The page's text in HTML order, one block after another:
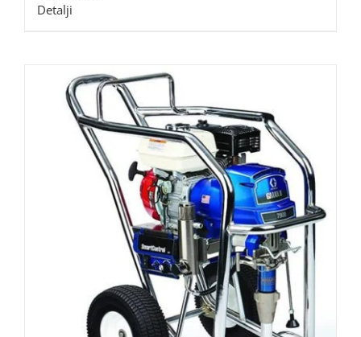
Detalji